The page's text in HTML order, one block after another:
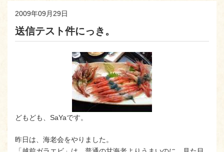
2009年09月29日
送信テスト件にっき。
どもども、SaYaです。
昨日は、海老会をやりました。